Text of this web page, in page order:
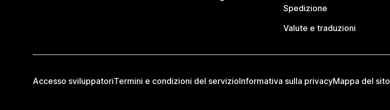
Spedizione
Valute e traduzioni
Accesso sviluppatoriTermini e condizioni del servizioInformativa sulla privacyMappa del sito